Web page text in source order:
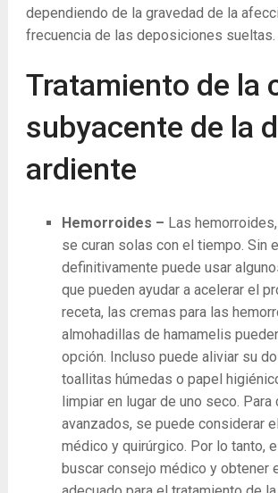
dependiendo de la gravedad de la
frecuencia de las deposiciones sueltas.
Tratamiento de la
subyacente de la
ardiente
Hemorroides – Las
se curan solas con el tiempo. Sin
definitivamente puede usar
que pueden ayudar a acelerar el
receta, las cremas para las
almohadillas de hamamelis
opción. Incluso puede aliviar su
toallitas húmedas o papel
limpiar en lugar de uno seco. Para
avanzados, se puede considerar
médico y quirúrgico. Por lo tanto,
buscar consejo médico y obtener